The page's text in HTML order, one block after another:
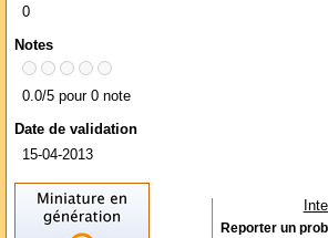
0
Notes
0.0/5 pour 0 note
Date de validation
15-04-2013
Reporter un